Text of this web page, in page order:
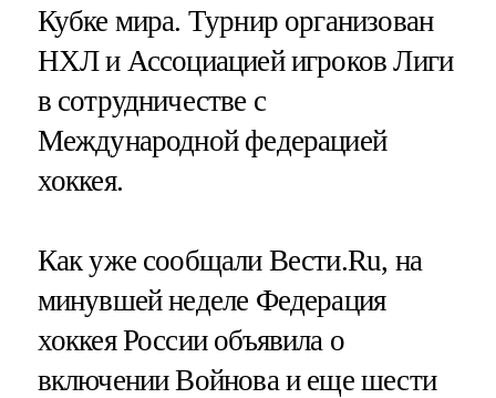
Кубке мира. Турнир организован
НХЛ и Ассоциацией игроков Лиги
в сотрудничестве с
Международной федерацией
хоккея.
Как уже сообщали Вести.Ru, на
минувшей неделе Федерация
хоккея России объявила о
включении Войнова и еще шести